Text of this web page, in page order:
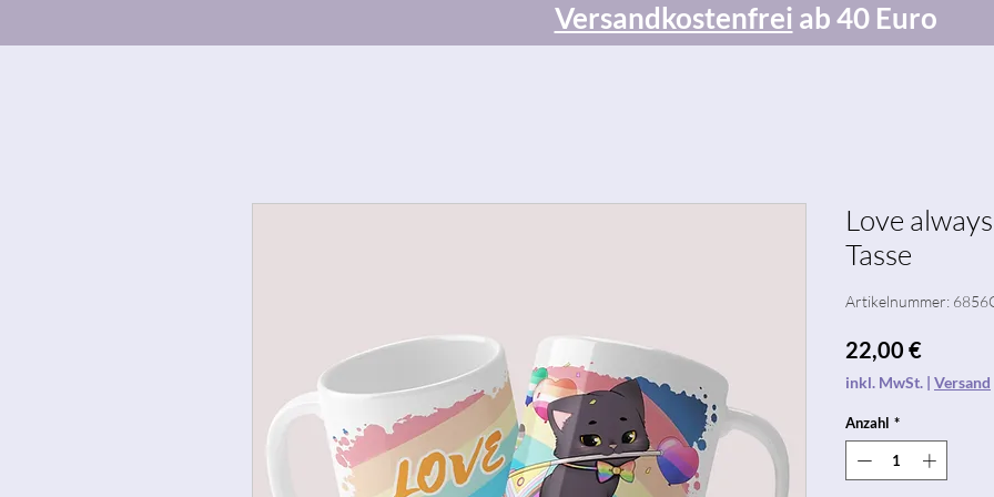
Versandkostenfrei ab 40 Euro
Love
Tasse
Artikelnummer:
22,00 €Preis
inkl. MwSt. | Versand
Anzahl *